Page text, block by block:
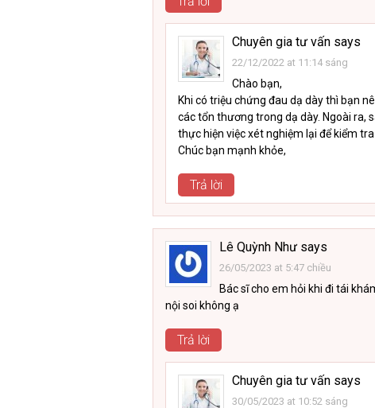
Chuyên gia tư vấn says
22/12/2022 at 11:14 sáng
Chào bạn,
Khi có triệu chứng đau dạ dày thì bạn
các tổn thương trong dạ dày. Ngoài ra,
thực hiện việc xét nghiệm lại để kiểm
Chúc bạn mạnh khỏe,
Trả lời
Lê Quỳnh Như says
26/05/2023 at 5:47 chiều
Bác sĩ cho em hỏi khi đi tái
nội soi không ạ
Trả lời
Chuyên gia tư vấn says
30/05/2023 at 10:52 sáng